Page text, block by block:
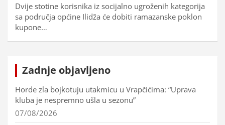
Dvije stotine korisnika iz socijalno ugroženih kategorija
sa područja općine Ilidža će dobiti ramazanske poklon
kupone…
Zadnje objavljeno
Horde zla bojkotuju utakmicu u Vrapčićima: “Uprava
kluba je nespremno ušla u sezonu”
07/08/2026